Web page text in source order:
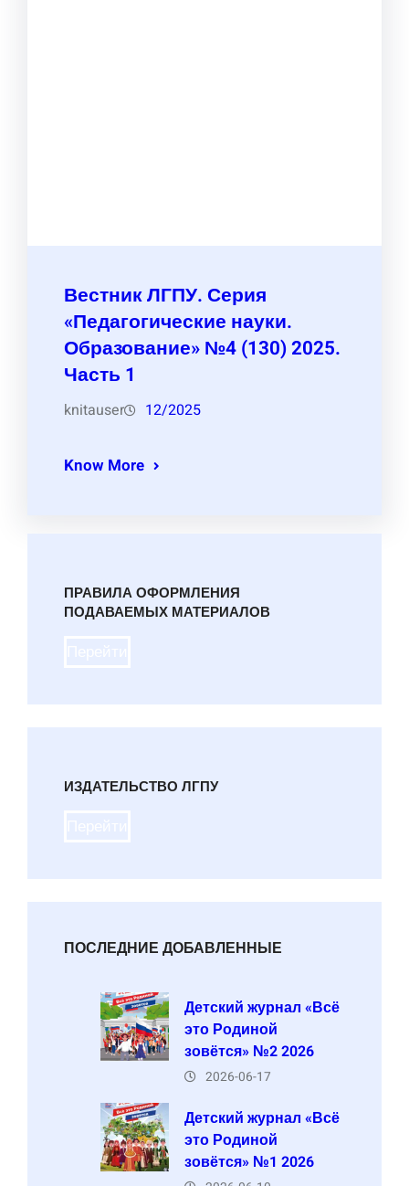
Вестник ЛГПУ. Серия
«Педагогические науки.
Образование» №4 (130) 2025.
Часть 1
knitauser 12/2025
Know More
ПРАВИЛА ОФОРМЛЕНИЯ
ПОДАВАЕМЫХ МАТЕРИАЛОВ
ИЗДАТЕЛЬСТВО ЛГПУ
ПОСЛЕДНИЕ ДОБАВЛЕННЫЕ
Детский журнал «Всё
это Родиной
зовётся» №2 2026
2026-06-17
Детский журнал «Всё
это Родиной
зовётся» №1 2026